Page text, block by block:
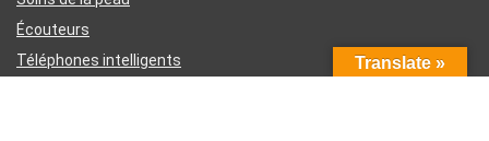
Écouteurs
Téléphones intelligents
Translate »